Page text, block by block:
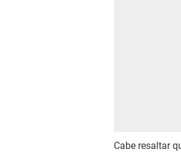
Cabe resaltar